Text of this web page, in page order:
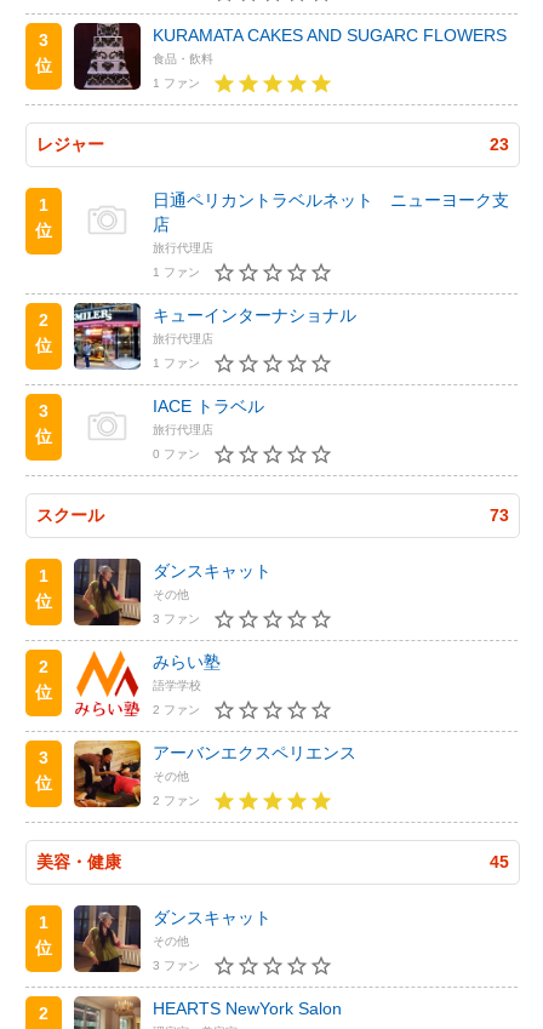
3
位
KURAMATA CAKES AND SUGARC FLOWERS
食品・飲料
1 ファン
レジャー 23
1
位
日通ペリカントラベルネット ニューヨーク支
店
旅行代理店
1 ファン
2
位
キューインターナショナル
旅行代理店
1 ファン
3
位
IACE トラベル
旅行代理店
0 ファン
スクール 73
1
位
ダンスキャット
その他
3 ファン
2
位
みらい塾
語学学校
2 ファン
3
位
アーバンエクスペリエンス
その他
2 ファン
美容・健康 45
1
位
ダンスキャット
その他
3 ファン
2
HEARTS NewYork Salon